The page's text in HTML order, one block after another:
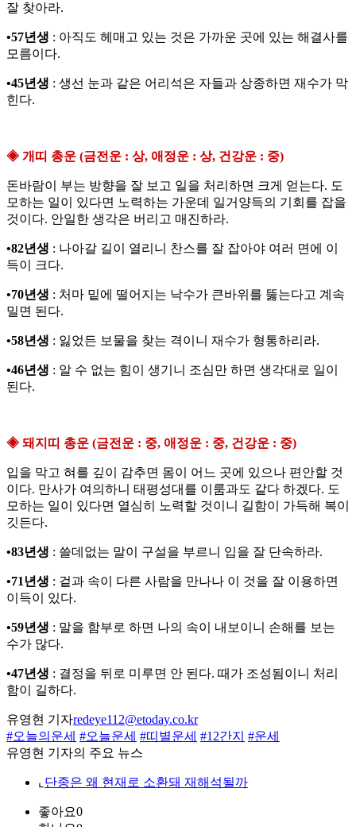
잘 찾아라.
•57년생 : 아직도 헤매고 있는 것은 가까운 곳에 있는 해결사를
모름이다.
•45년생 : 생선 눈과 같은 어리석은 자들과 상종하면 재수가 막
힌다.
◈ 개띠 총운 (금전운 : 상, 애정운 : 상, 건강운 : 중)
돈바람이 부는 방향을 잘 보고 일을 처리하면 크게 얻는다. 도
모하는 일이 있다면 노력하는 가운데 일거양득의 기회를 잡을
것이다. 안일한 생각은 버리고 매진하라.
•82년생 : 나아갈 길이 열리니 찬스를 잘 잡아야 여러 면에 이
득이 크다.
•70년생 : 처마 밑에 떨어지는 낙수가 큰바위를 뚫는다고 계속
밀면 된다.
•58년생 : 잃었든 보물을 찾는 격이니 재수가 형통하리라.
•46년생 : 알 수 없는 힘이 생기니 조심만 하면 생각대로 일이
된다.
◈ 돼지띠 총운 (금전운 : 중, 애정운 : 중, 건강운 : 중)
입을 막고 혀를 깊이 감추면 몸이 어느 곳에 있으나 편안할 것
이다. 만사가 여의하니 태평성대를 이룸과도 같다 하겠다. 도
모하는 일이 있다면 열심히 노력할 것이니 길함이 가득해 복이
깃든다.
•83년생 : 쓸데없는 말이 구설을 부르니 입을 잘 단속하라.
•71년생 : 겉과 속이 다른 사람을 만나나 이 것을 잘 이용하면
이득이 있다.
•59년생 : 말을 함부로 하면 나의 속이 내보이니 손해를 보는
수가 많다.
•47년생 : 결정을 뒤로 미루면 안 된다. 때가 조성됨이니 처리
함이 길하다.
유영현 기자redeye112@etoday.co.kr
#오늘의운세 #오늘운세 #띠별운세 #12간지 #운세
유영현 기자의 주요 뉴스
⌞ 단종은 왜 현재로 소환돼 재해석될까
좋아요0